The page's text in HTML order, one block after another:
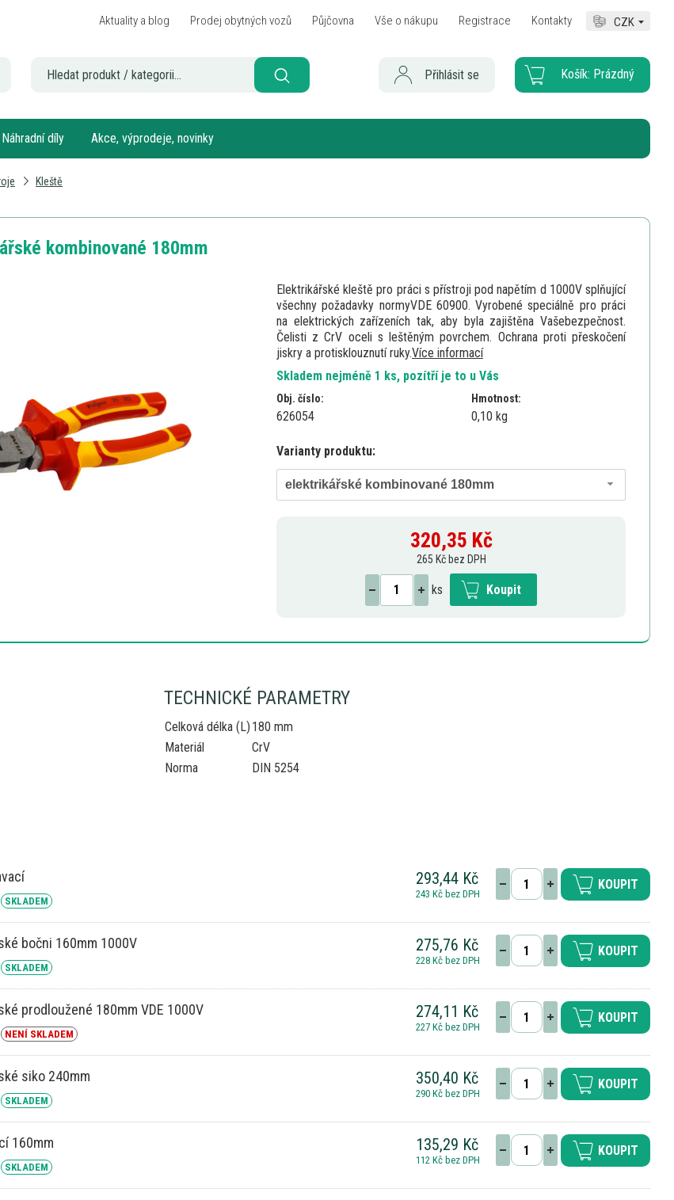
Aktuality a blog Prodej obytných vozů Půjčovna Vše o nákupu Registrace Kontakty CZK
Košík: Prázdný
Přihlásit se
Náhradní díly Akce, výprodeje, novinky
Kleště
kombinované 180mm
Elektrikářské kleště pro práci s přístroji pod napětím d 1000V splňující
všechny požadavky normyVDE 60900. Vyrobené speciálně pro práci
na elektrických zařízeních tak, aby byla zajištěna Vašebezpečnost.
Čelisti z CrV oceli s leštěným povrchem. Ochrana proti přeskočení
jiskry a protisklouznutí ruky.Více informací
Skladem nejméně 1 ks, pozítří je to u Vás
Obj. číslo:
626054
Hmotnost:
0,10 kg
Varianty produktu:
elektrikářské kombinované 180mm
320,35 Kč
265 Kč bez DPH
ks Koupit
TECHNICKÉ PARAMETRY
Celková délka (L) 180 mm
Materiál
CrV
Norma
DIN 5254
SKLADEM
293,44 Kč
243 Kč bez DPH
KOUPIT
bočni 160mm 1000V
SKLADEM
275,76 Kč
228 Kč bez DPH
KOUPIT
prodloužené 180mm VDE 1000V
NENÍ SKLADEM
274,11 Kč
227 Kč bez DPH
KOUPIT
siko 240mm
SKLADEM
350,40 Kč
290 Kč bez DPH
KOUPIT
160mm
SKLADEM
135,29 Kč
112 Kč bez DPH
KOUPIT